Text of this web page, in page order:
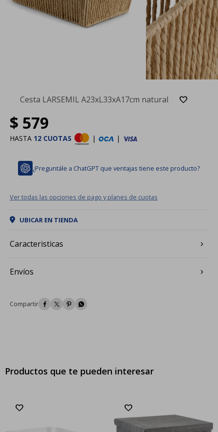
Cesta LARSEMIL A23xL33xA17cm natural
$ 579
HASTA 12 CUOTAS | |
¿Preguntále a ChatGPT que ventajas tiene este producto?
Ver todas las opciones de pago y planes de cuotas
UBICAR EN TIENDA
Caracteristicas
Envíos
   
Productos que te pueden interesar